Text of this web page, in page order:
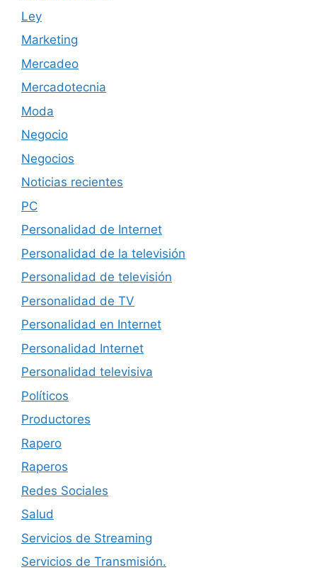
Ley
Marketing
Mercadeo
Mercadotecnia
Moda
Negocio
Negocios
Noticias recientes
PC
Personalidad de Internet
Personalidad de la televisión
Personalidad de televisión
Personalidad de TV
Personalidad en Internet
Personalidad Internet
Personalidad televisiva
Políticos
Productores
Rapero
Raperos
Redes Sociales
Salud
Servicios de Streaming
Servicios de Transmisión.